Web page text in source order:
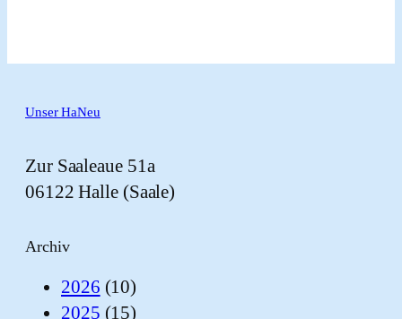
Unser HaNeu
Zur Saaleaue 51a
06122 Halle (Saale)
Archiv
2026 (10)
2025 (15)